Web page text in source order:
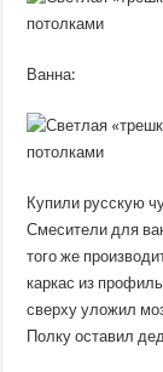
Ванна:
Купили русскую
Смесители для
того же
каркас из
сверху уложил
Полку оставил